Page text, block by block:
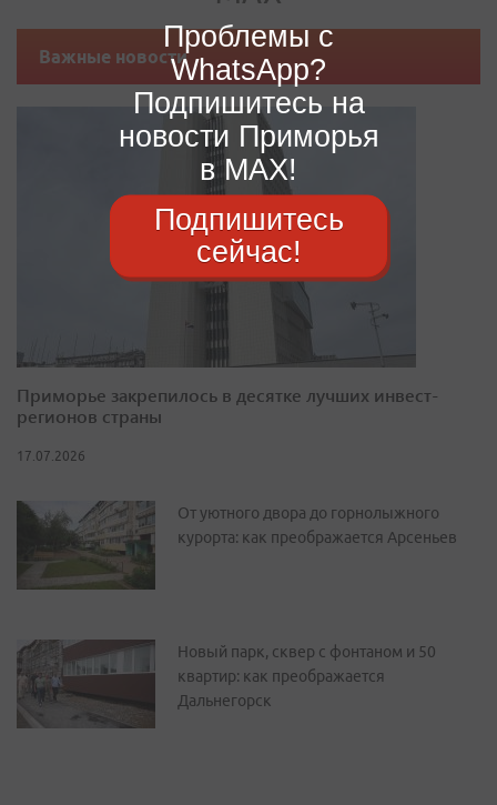
Важные новости
Приморье закрепилось в десятке лучших инвест-
регионов страны
17.07.2026
От уютного двора до горнолыжного
курорта: как преображается Арсеньев
Новый парк, сквер с фонтаном и 50
квартир: как преображается
Дальнегорск
Проблемы с
WhatsApp?
Подпишитесь на
новости Приморья
в MAX!
Подпишитесь
сейчас!